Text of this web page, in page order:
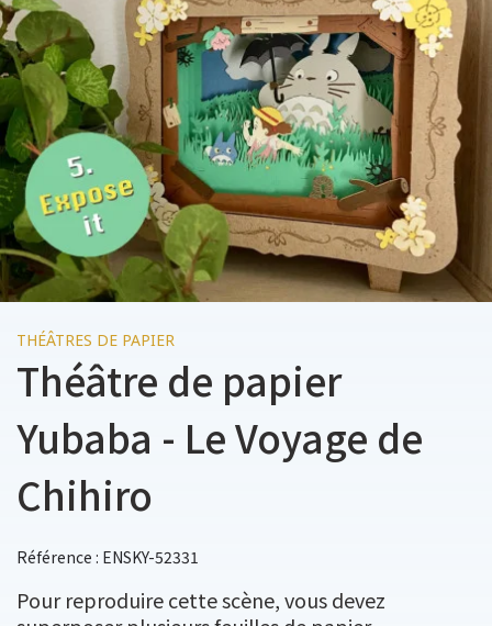
THÉÂTRES DE PAPIER
Théâtre de papier
Yubaba - Le Voyage de
Chihiro
Référence : ENSKY-52331
Pour reproduire cette scène, vous devez